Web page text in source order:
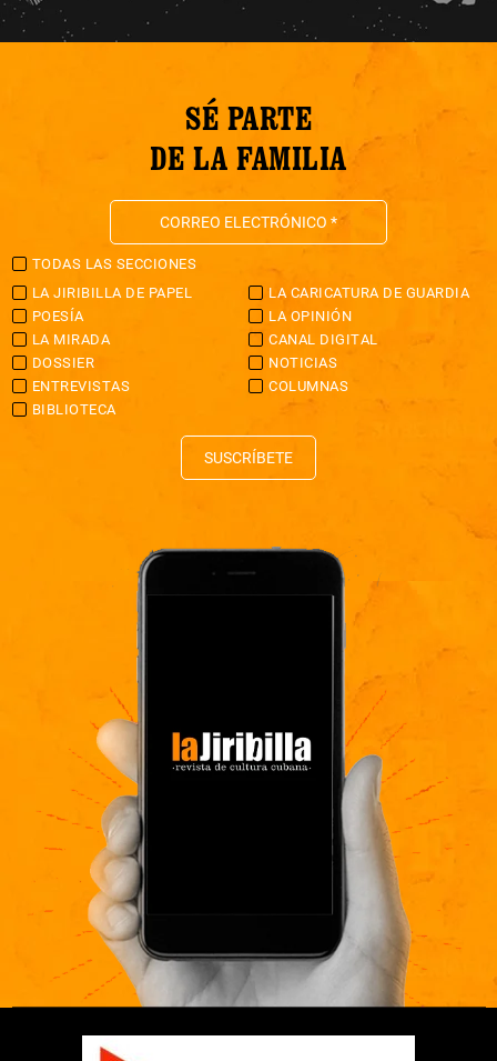
SÉ PARTE
DE LA FAMILIA
TODAS LAS SECCIONES
LA JIRIBILLA DE PAPEL
LA CARICATURA DE GUARDIA
POESÍA
LA OPINIÓN
LA MIRADA
CANAL DIGITAL
DOSSIER
NOTICIAS
ENTREVISTAS
COLUMNAS
BIBLIOTECA
SUSCRÍBETE